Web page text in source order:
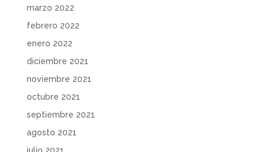
marzo 2022
febrero 2022
enero 2022
diciembre 2021
noviembre 2021
octubre 2021
septiembre 2021
agosto 2021
julio 2021